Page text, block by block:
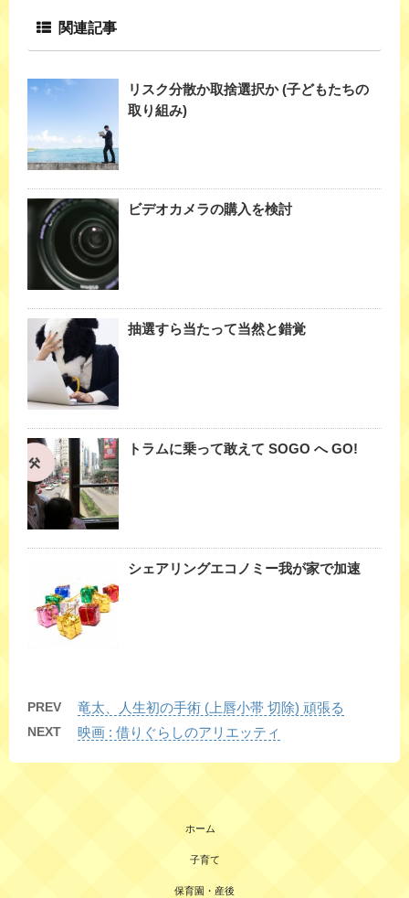
関連記事
リスク分散か取捨選択か (子どもたちの
取り組み)
ビデオカメラの購入を検討
抽選すら当たって当然と錯覚
トラムに乗って敢えて SOGO へ GO!
シェアリングエコノミー我が家で加速
PREV 竜太、人生初の手術 (上唇小帯 切除) 頑張る
NEXT 映画 : 借りぐらしのアリエッティ
ホーム
子育て
保育園・産後